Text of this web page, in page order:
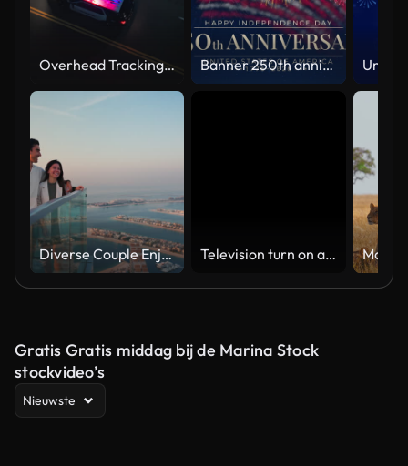
Overhead Tracking Drone Shot of a Police Car Driving on a City Street with Lights On at Night Banner 250th anniversary of the USA. 250 years of independence. 4th of july 2026 usa independence day, video greeting card. US flag fireworks on blue sky background. Fourth of july. 4k seamless loop
Diverse Couple Enjoying Sunset Views from High Rise Sky Deck Overlooking Palm Jumeirah Television turn on and off. Switch on tv effect, switch off tv effect. Turn on Lcd TV effect, turn off TV effect . Led Tv on and off on black background
Gratis Gratis middag bij de Marina Stock
stockvideo’s
Nieuwste